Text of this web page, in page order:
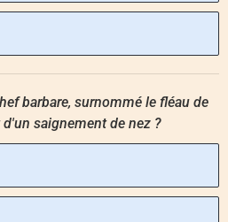
barbare, surnommé le fléau de
saignement de nez ?